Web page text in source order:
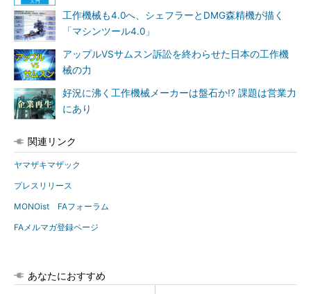
工作機械も4.0へ、シェフラーとDMG森精機が描く
「マシンツール4.0」
アップルVSサムスン訴訟を終わらせた日本の工作機
械の力
好況に沸く工作機械メーカーは盤石か!? 課題は営業力
にあり
関連リンク
ヤマザキマザック
プレスリリース
MONOist FAフォーラム
FAメルマガ登録ページ
あなたにおすすめ